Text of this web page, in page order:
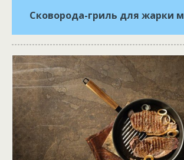
Сковорода-гриль для жарки